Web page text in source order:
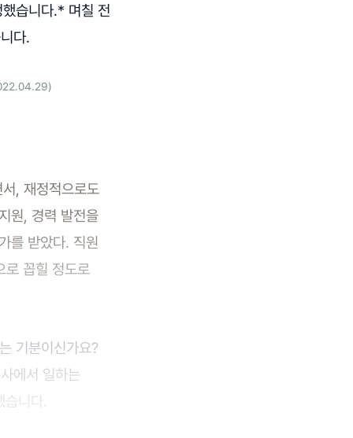
습니다.* 며칠 전
다.
, 재정적으로도
원, 경력 발전을
를 받았다. 직원
로 꼽힐 정도로
기분이신가요?
에서 일하는
니다.